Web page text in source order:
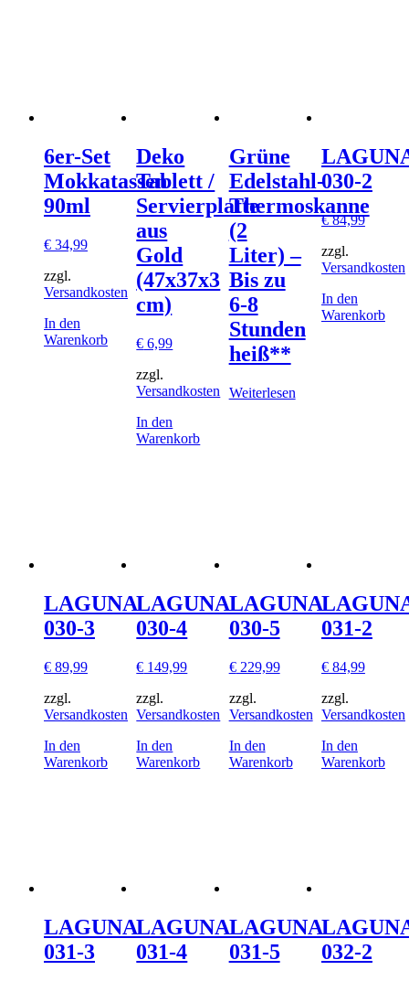
6er-Set
Mokkatassen
90ml
€ 34,99
zzgl.
Versandkosten
In den
Warenkorb
Deko
Tablett /
Servierplatte
aus
Gold
(47x37x3
cm)
€ 6,99
zzgl.
Versandkosten
In den
Warenkorb
Grüne
Edelstahl-
Thermoskanne
(2
Liter) –
Bis zu
6-8
Stunden
heiß**
Weiterlesen
030-2
€84,99
zzgl.
Versandkosten
In den
Warenkorb
LAGUNA
030-3
€ 89,99
zzgl.
Versandkosten
In den
Warenkorb
LAGUNA
030-4
€ 149,99
zzgl.
Versandkosten
In den
Warenkorb
LAGUNA
030-5
€229,99
zzgl.
Versandkosten
In den
Warenkorb
031-2
€84,99
zzgl.
Versandkosten
In den
Warenkorb
LAGUNA
031-3
LAGUNA
031-4
LAGUNA
031-5
032-2